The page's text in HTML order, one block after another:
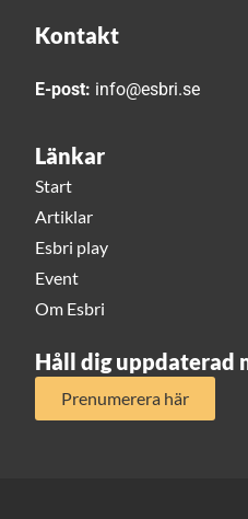
Kontakt
E-post: info@esbri.se
Länkar
Start
Artiklar
Esbri play
Event
Om Esbri
Håll dig uppdaterad
Prenumerera här